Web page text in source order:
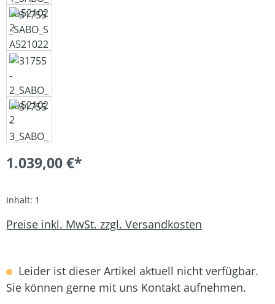
1.039,00 €*
Inhalt: 1
Preise inkl. MwSt. zzgl. Versandkosten
Leider ist dieser Artikel aktuell nicht verfügbar.
Sie können gerne mit uns Kontakt aufnehmen.